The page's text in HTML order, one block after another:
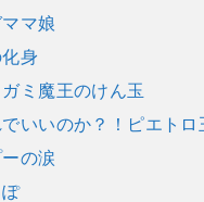
マ娘
身
ミ魔王のけん玉
いいのか？！ピエトロ
の涙